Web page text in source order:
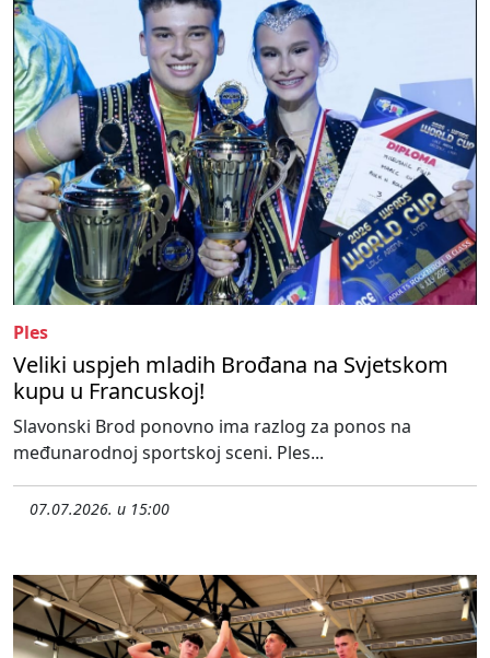
Ples
Veliki uspjeh mladih Brođana na Svjetskom
kupu u Francuskoj!
Slavonski Brod ponovno ima razlog za ponos na
međunarodnoj sportskoj sceni. Ples...
07.07.2026. u 15:00